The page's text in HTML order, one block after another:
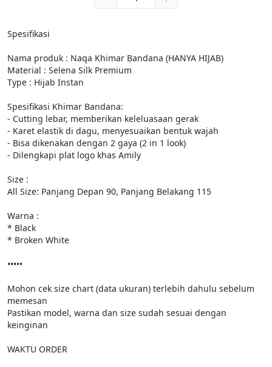
Spesifikasi
Nama produk : Naqa Khimar Bandana (HANYA HIJAB)
Material : Selena Silk Premium
Type : Hijab Instan
Spesifikasi Khimar Bandana:
- Cutting lebar, memberikan keleluasaan gerak
- Karet elastik di dagu, menyesuaikan bentuk wajah
- Bisa dikenakan dengan 2 gaya (2 in 1 look)
- Dilengkapi plat logo khas Amily
Size :
All Size: Panjang Depan 90, Panjang Belakang 115
Warna :
* Black
* Broken White
•••••
Mohon cek size chart (data ukuran) terlebih dahulu sebelum
memesan
Pastikan model, warna dan size sudah sesuai dengan
keinginan
WAKTU ORDER